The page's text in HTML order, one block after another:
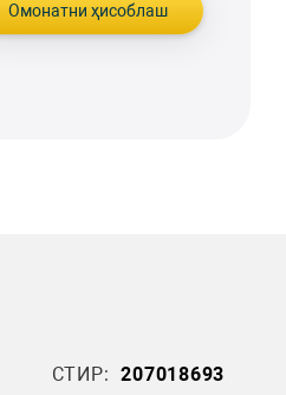
Омонатни ҳисоблаш
СТИР: 207018693